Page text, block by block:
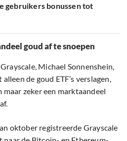
gebruikers bonussen tot
goud af te snoepen
Michael Sonnenshein,
de goud ETF’s verslagen,
maar zeker een marktaandeel
oktober registreerde Grayscale